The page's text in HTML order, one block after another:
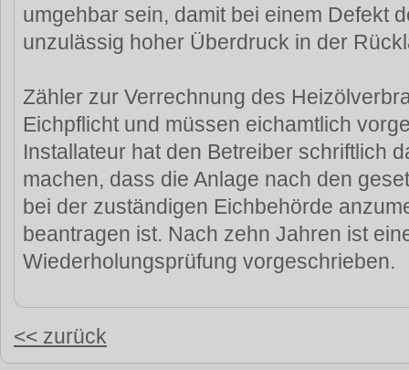
umgehbar sein, damit bei einem Defekt
unzulässig hoher Überdruck in der
Zähler zur Verrechnung des
Eichpflicht und müssen eichamtlich
Installateur hat den Betreiber schriftlich
machen, dass die Anlage nach den
bei der zuständigen Eichbehörde
beantragen ist. Nach zehn Jahren ist
Wiederholungsprüfung vorgeschrieben.
<< zurück